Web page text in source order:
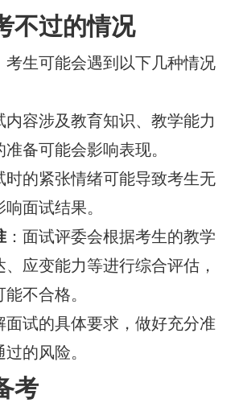
不过的情况
考生可能会遇到以下几种情况
内容涉及教育知识、教学能力
备可能会影响表现。
时的紧张情绪可能导致考生无
面试结果。
：面试评委会根据考生的教学
应变能力等进行综合评估，
不合格。
面试的具体要求，做好充分准
的风险。
考